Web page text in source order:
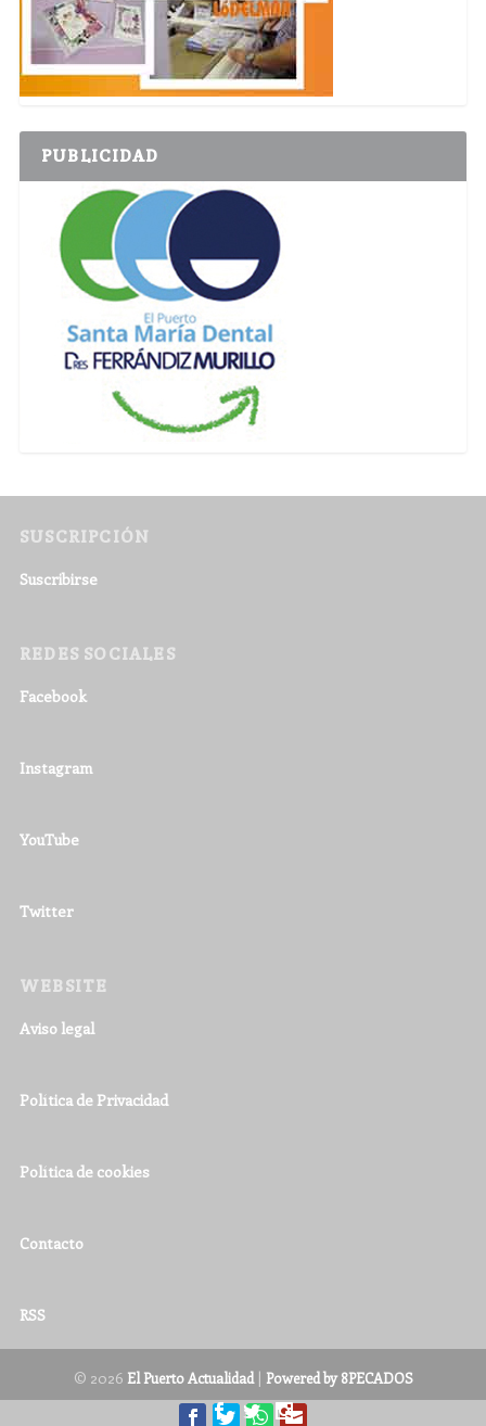
PUBLICIDAD
SUSCRIPCIÓN
Suscribirse
REDES SOCIALES
Facebook
Instagram
YouTube
Twitter
WEBSITE
Aviso legal
Política de Privacidad
Política de cookies
Contacto
RSS
© 2026 El Puerto Actualidad| Powered by 8PECADOS